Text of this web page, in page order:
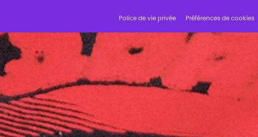
Police de vie privée Préférences de cookies